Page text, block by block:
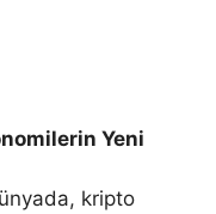
Yeni
kripto